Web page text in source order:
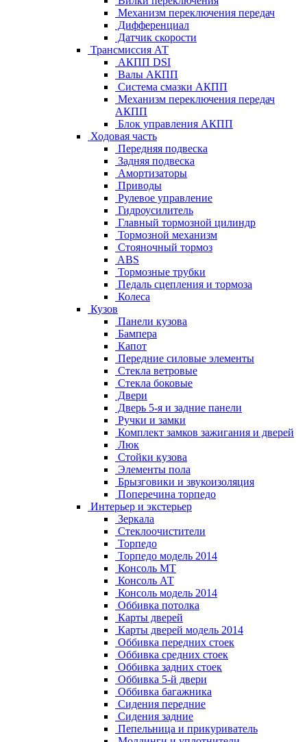
Механизм переключения передач
Дифференциал
Датчик скорости
Трансмиссия АТ
АКПП DSI
Валы АКПП
Система смазки АКПП
Механизм переключения передач
АКПП
Блок управления АКПП
Ходовая часть
Передняя подвеска
Задняя подвеска
Амортизаторы
Приводы
Рулевое управление
Гидроусилитель
Главный тормозной цилиндр
Тормозной механизм
Стояночный тормоз
ABS
Тормозные трубки
Педаль сцепления и тормоза
Колеса
Кузов
Панели кузова
Бампера
Капот
Передние силовые элементы
Стекла ветровые
Стекла боковые
Двери
Дверь 5-я и задние панели
Ручки и замки
Комплект замков зажигания и дверей
Люк
Стойки кузова
Элементы пола
Брызговики и звукоизоляция
Поперечина торпедо
Интерьер и экстерьер
Зеркала
Стеклоочистители
Торпедо
Торпедо модель 2014
Консоль МТ
Консоль АТ
Консоль модель 2014
Оббивка потолка
Карты дверей
Карты дверей модель 2014
Оббивка передних стоек
Оббивка средних стоек
Оббивка задних стоек
Оббивка 5-й двери
Оббивка багажника
Сидения передние
Сидения задние
Пепельница и прикуриватель